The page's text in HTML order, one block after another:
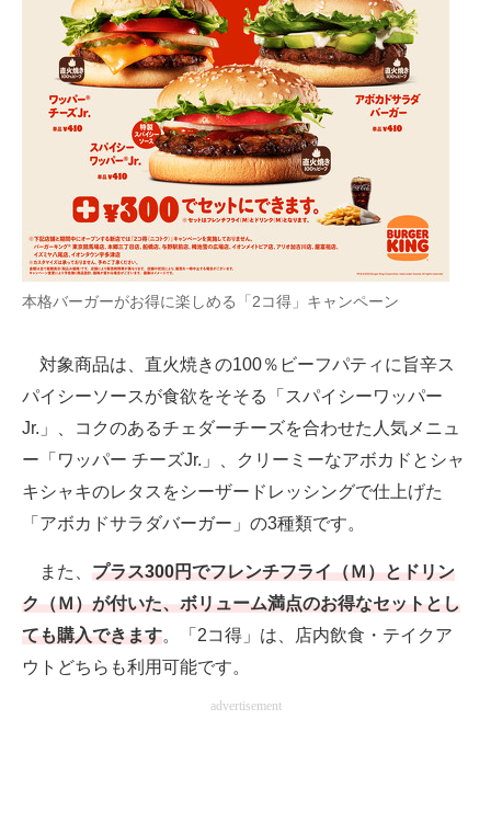
本格バーガーがお得に楽しめる「2コ得」キャンペーン
対象商品は、直火焼きの100％ビーフパティに旨辛ス
パイシーソースが食欲をそそる「スパイシーワッパー
Jr.」、コクのあるチェダーチーズを合わせた人気メニュ
ー「ワッパー チーズJr.」、クリーミーなアボカドとシャ
キシャキのレタスをシーザードレッシングで仕上げた
「アボカドサラダバーガー」の3種類です。
また、 プラス300円でフレンチフライ（Ｍ）とドリン
ク（Ｍ）が付いた、ボリューム満点のお得なセットとし
ても購入できます。「2コ得」は、店内飲食・テイクア
ウトどちらも利用可能です。
advertisement